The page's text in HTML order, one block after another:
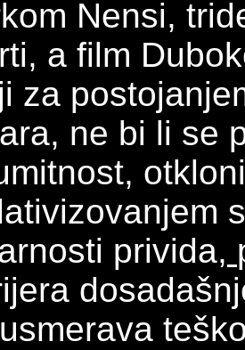
Nensi,
a film
za
ne bi li se
privida,